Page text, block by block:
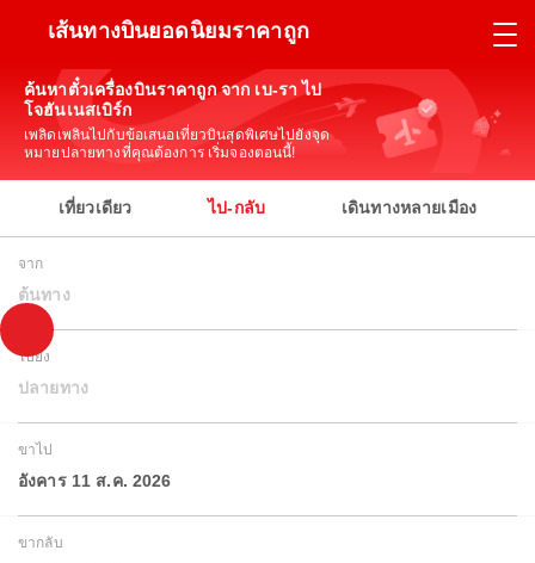
เส้นทางบินยอดนิยมราคาถูก
ค้นหาตั๋วเครื่องบินราคาถูก จาก เบ-รา ไป
โจฮันเนสเบิร์ก
เพลิดเพลินไปกับข้อเสนอเที่ยวบินสุดพิเศษไปยังจุด
หมายปลายทางที่คุณต้องการ เริ่มจองตอนนี้!
เที่ยวเดียว ไป-กลับ เดินทางหลายเมือง
จาก
ต้นทาง
ไปยัง
ปลายทาง
ขาไป
อังคาร 11 ส.ค. 2026
ขากลับ